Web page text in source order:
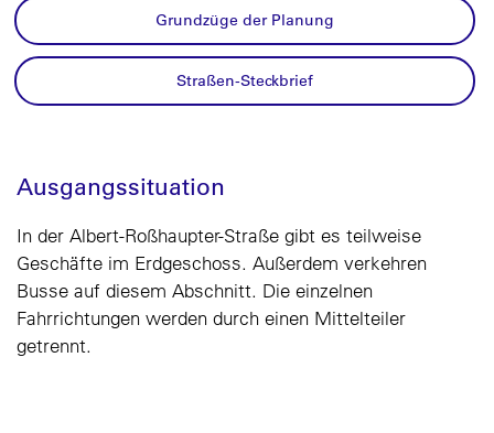
Grundzüge der Planung
Straßen-Steckbrief
Ausgangssituation
In der Albert-Roßhaupter-Straße gibt es teilweise
Geschäfte im Erdgeschoss. Außerdem verkehren
Busse auf diesem Abschnitt. Die einzelnen
Fahrrichtungen werden durch einen Mittelteiler
getrennt.